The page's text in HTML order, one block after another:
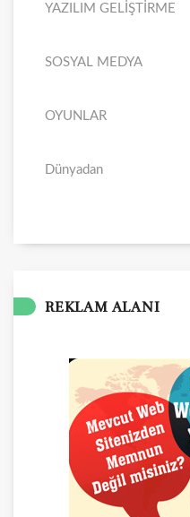
YAZILIM GELİŞTİRME
SOSYAL MEDYA
OYUNLAR
Dünyadan
REKLAM ALANI